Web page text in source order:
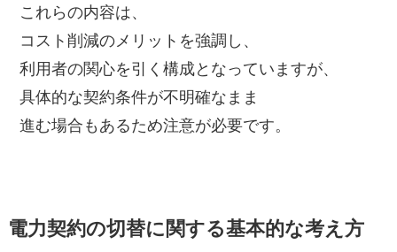
これらの内容は、
コスト削減のメリットを強調し、
利用者の関心を引く構成となっていますが、
具体的な契約条件が不明確なまま
進む場合もあるため注意が必要です。
電力契約の切替に関する基本的な考え方